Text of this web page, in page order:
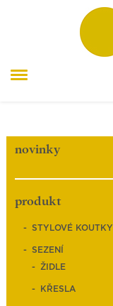
novinky
produkt
STYLOVÉ KOUTKY
SEZENÍ
ŽIDLE
KŘESLA